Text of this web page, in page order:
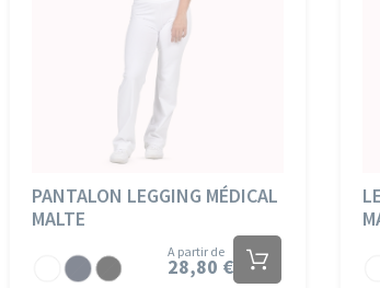
PANTALON LEGGING MÉDICAL
MALTE
A partir de
28,80 €
JerseyJerseyJersey